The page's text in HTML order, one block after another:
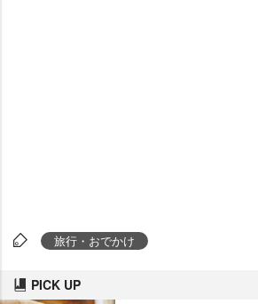
旅行・おでかけ
PICK UP